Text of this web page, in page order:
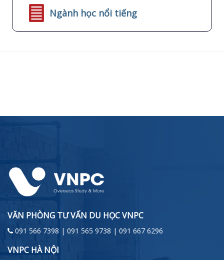
Ngành học nổi tiếng
VĂN PHÒNG TƯ VẤN DU HỌC VNPC
091 566 7398 | 091 565 9738 | 091 667 6296
VNPC HÀ NỘI